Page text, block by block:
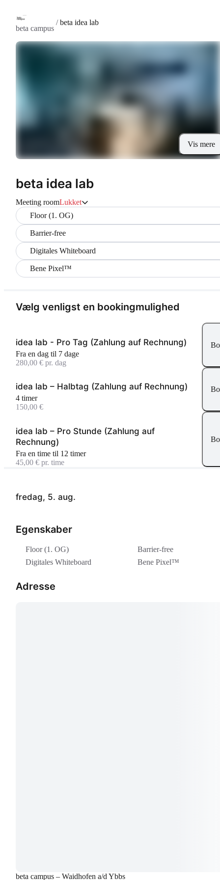
beta campus
/beta idea lab
Vis mere
beta idea lab
Meeting roomLukket
Floor (1. OG)
Barrier-free
Digitales Whiteboard
Bene Pixel™
fredag, 5. aug.
Egenskaber
Floor (1. OG)
Barrier-free
Digitales Whiteboard
Bene Pixel™
Adresse
beta campus – Waidhofen a/d Ybbs
Vælg venligst en bookingmulighed
idea lab - Pro Tag (Zahlung auf Rechnung)
Fra en dag til 7 dage
280,00 € pr. dag
idea lab – Halbtag (Zahlung auf Rechnung)
4 timer
150,00 €
idea lab – Pro Stunde (Zahlung auf
Rechnung)
Fra en time til 12 timer
45,00 € pr. time